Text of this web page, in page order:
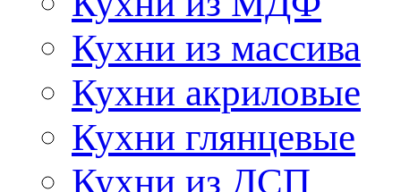
Кухни из массива
Кухни акриловые
Кухни глянцевые
Кухни из ДСП